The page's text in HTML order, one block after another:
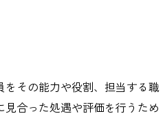
その能力や役割、担当する職
合った処遇や評価を行うため